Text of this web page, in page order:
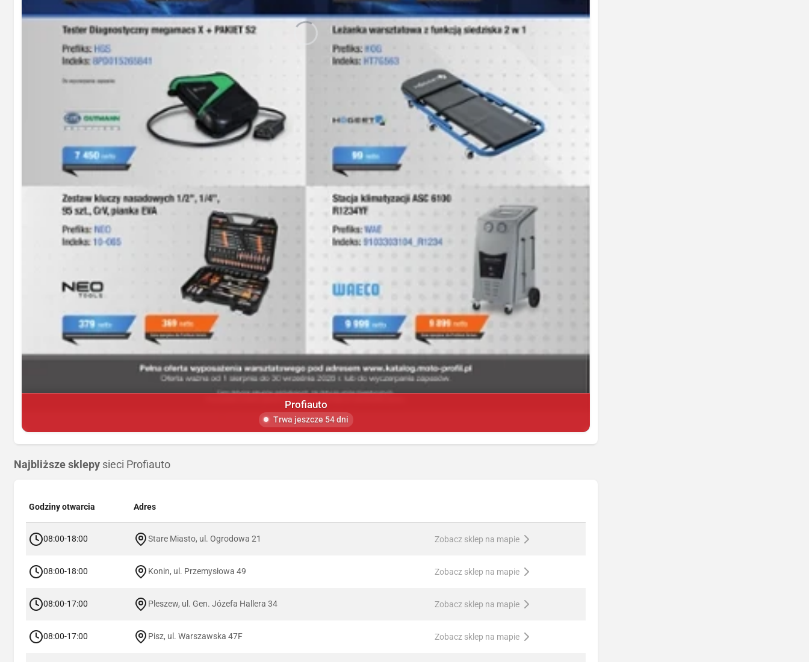
Profiauto
Trwa jeszcze 54 dni
Najbliższe sklepy sieci Profiauto
Godziny otwarcia Adres
08:00-18:00 Stare Miasto, ul. Ogrodowa 21 Zobacz sklep na mapie
08:00-18:00 Konin, ul. Przemysłowa 49 Zobacz sklep na mapie
08:00-17:00 Pleszew, ul. Gen. Józefa Hallera 34 Zobacz sklep na mapie
08:00-17:00 Pisz, ul. Warszawska 47F Zobacz sklep na mapie